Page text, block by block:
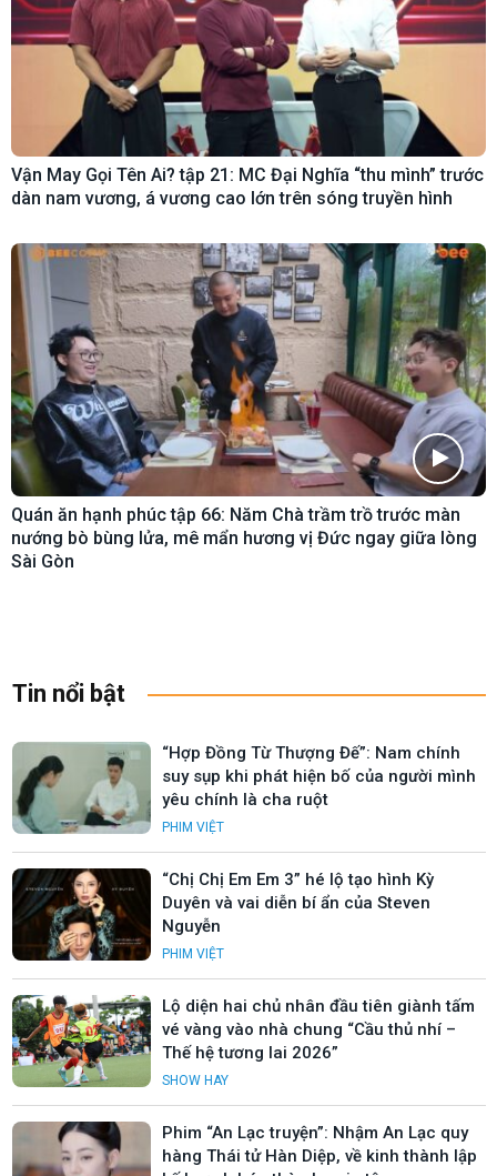
Vận May Gọi Tên Ai? tập 21: MC Đại Nghĩa “thu mình” trước
dàn nam vương, á vương cao lớn trên sóng truyền hình
Quán ăn hạnh phúc tập 66: Năm Chà trầm trồ trước màn
nướng bò bùng lửa, mê mẩn hương vị Đức ngay giữa lòng
Sài Gòn
Tin nổi bật
“Hợp Đồng Từ Thượng Đế”: Nam chính
suy sụp khi phát hiện bố của người mình
yêu chính là cha ruột
PHIM VIỆT
“Chị Chị Em Em 3” hé lộ tạo hình Kỳ
Duyên và vai diễn bí ẩn của Steven
Nguyễn
PHIM VIỆT
Lộ diện hai chủ nhân đầu tiên giành tấm
vé vàng vào nhà chung “Cầu thủ nhí –
Thế hệ tương lai 2026”
SHOW HAY
Phim “An Lạc truyện”: Nhậm An Lạc quy
hàng Thái tử Hàn Diệp, về kinh thành lập